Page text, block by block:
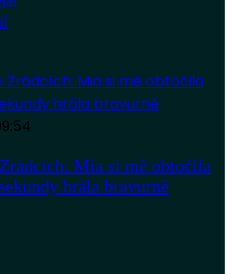
Mia si mě obtočila
hrála bravurně